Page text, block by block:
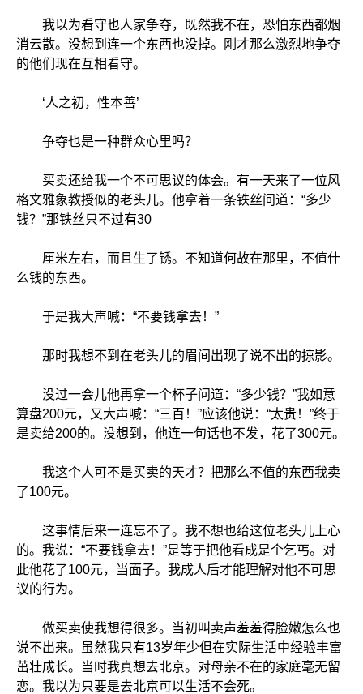
我以为看守也人家争夺，既然我不在，恐怕东西都烟
消云散。没想到连一个东西也没掉。刚才那么激烈地争夺
的他们现在互相看守。
‘人之初，性本善’
争夺也是一种群众心里吗？
买卖还给我一个不可思议的体会。有一天来了一位风
格文雅象教授似的老头儿。他拿着一条铁丝问道：“多少
钱？”那铁丝只不过有30
厘米左右，而且生了锈。不知道何故在那里，不值什
么钱的东西。
于是我大声喊：“不要钱拿去！”
那时我想不到在老头儿的眉间出现了说不出的掠影。
没过一会儿他再拿一个杯子问道：“多少钱？”我如意
算盘200元，又大声喊：“三百！”应该他说：“太贵！”终于
是卖给200的。没想到，他连一句话也不发，花了300元。
我这个人可不是买卖的天才？把那么不值的东西我卖
了100元。
这事情后来一连忘不了。我不想也给这位老头儿上心
的。我说：“不要钱拿去！”是等于把他看成是个乞丐。对
此他花了100元，当面子。我成人后才能理解对他不可思
议的行为。
做买卖使我想得很多。当初叫卖声羞羞得脸嫩怎么也
说不出来。虽然我只有13岁年少但在实际生活中经验丰富
茁壮成长。当时我真想去北京。对母亲不在的家庭毫无留
恋。我以为只要是去北京可以生活不会死。